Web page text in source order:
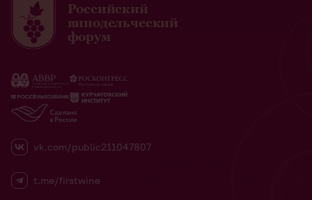
Российский
винодельческий
форум
vk.com/public211047807
t.me/firstwine